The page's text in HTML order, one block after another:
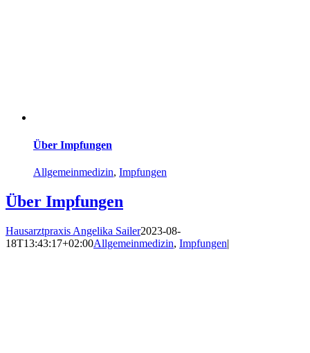
Über Impfungen
Allgemeinmedizin, Impfungen
Über Impfungen
Hausarztpraxis Angelika Sailer2023-08-
18T13:43:17+02:00Allgemeinmedizin, Impfungen|